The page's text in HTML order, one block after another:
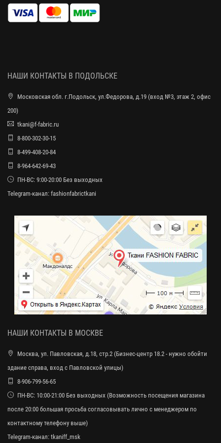
НАШИ КОНТАКТЫ В ПОДОЛЬСКЕ
Московская обл. г.Подольск, ул.Федорова, д.19 (вход №3, этаж 2, офис
200)
tkani@f-fabric.ru
8-800-302-30-15
8-499-408-20-84
8-964-642-69-43
ПН-ВС: 9:00-20:00 Без выходных
Telegram-канал: fashionfabrictkani
НАШИ КОНТАКТЫ В МОСКВЕ
Москва, ул. Павловская, д.18, стр.2 (Бизнес-центр 18.2 - нужно обойти
здание справа, вход с Павловской улицы)
8-906-799-56-65
ПН-ВС: 10:00-21:00 Без выходных (Возможность посещения магазина
после 20:00 большая просьба согласовывать лично с менеджером по
контактному телефону выше)
Telegram-канал: tkaniff_msk